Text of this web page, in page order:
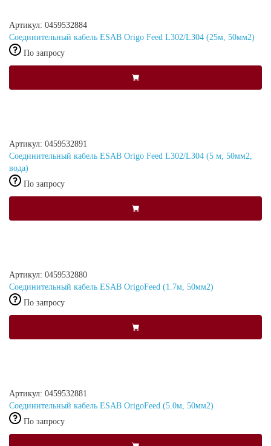
Артикул: 0459532884
Соединительный кабель ESAB Origo Feed L302/L304 (25м, 50мм2)
По запросу
Артикул: 0459532891
Соединительный кабель ESAB Origo Feed L302/L304 (5 м, 50мм2,
вода)
По запросу
Артикул: 0459532880
Соединительный кабель ESAB OrigoFeed (1.7м, 50мм2)
По запросу
Артикул: 0459532881
Соединительный кабель ESAB OrigoFeed (5.0м, 50мм2)
По запросу